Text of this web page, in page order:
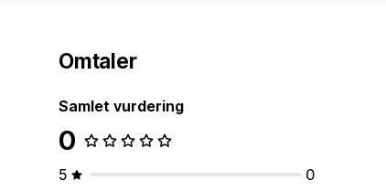
Omtaler
Samlet vurdering
0
5
0